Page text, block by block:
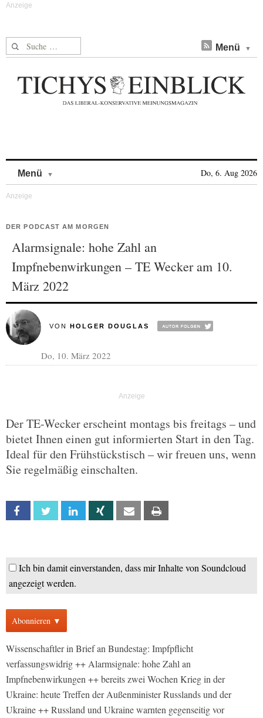
Suche nach: Menü
Menü Do, 6. Aug 2026
DER PODCAST AM MORGEN
Alarmsignale: hohe Zahl an
Impfnebenwirkungen – TE Wecker am 10.
März 2022
VON HOLGER DOUGLAS
Do, 10. März 2022
Der TE-Wecker erscheint montags bis freitags – und
bietet Ihnen einen gut informierten Start in den Tag.
Ideal für den Frühstückstisch – wir freuen uns, wenn
Sie regelmäßig einschalten.
Facebook Twitter Linkedin Xing Email
Ich bin damit einverstanden, dass mir Inhalte von Soundcloud
angezeigt werden.
Abonnieren ▼
Wissenschaftler in Brief an Bundestag: Impfpflicht
verfassungswidrig ++ Alarmsignale: hohe Zahl an
Impfnebenwirkungen ++ bereits zwei Wochen Krieg in der
Ukraine: heute Treffen der Außenminister Russlands und der
Ukraine ++ Russland und Ukraine warnten gegenseitig vor